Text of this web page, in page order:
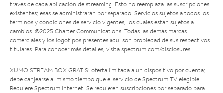
través de cada aplicación de streaming. Esto no reemplaza las suscripciones
existentes; esas se administrarán por separado. Servicios sujetos a todos los
términos y condiciones de servicio vigentes, los cuales están sujetos a
cambios. ©2025 Charter Communications. Todas las demás marcas
comerciales y los logotipos presentes aquí son propiedad de sus respectivos
titulares. Para conocer más detalles, visita spectrum.com/disclosures.
XUMO STREAM BOX GRATIS: oferta limitada a un dispositivo por cuenta;
debe canjearse al mismo tiempo que el servicio de Spectrum TV elegible.
Requiere Spectrum Internet. Se requieren suscripciones por separado para